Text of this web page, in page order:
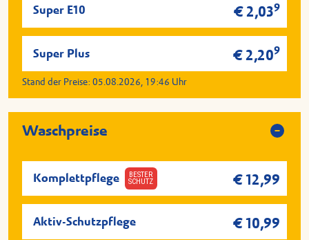
Super E10 € 2,039
Super Plus € 2,209
Stand der Preise: 05.08.2026, 19:46 Uhr
Waschpreise
Komplettpflege BESTER
SCHUTZ € 12,99
Aktiv-Schutzpflege € 10,99